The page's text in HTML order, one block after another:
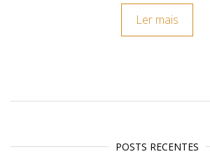
Ler mais
POSTS RECENTES